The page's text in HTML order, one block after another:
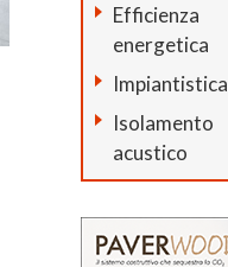
Efficienza
energetica
Impiantistica
Isolamento
acustico